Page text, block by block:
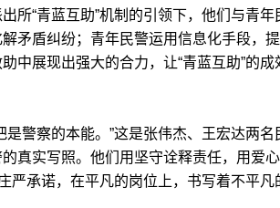
所“青蓝互助”机制的引领下，他们与青年
矛盾纠纷；青年民警运用信息化手段，
中展现出强大的合力，让“青蓝互助”的成
警察的本能。”这是张伟杰、王宏达两名
真实写照。他们用坚守诠释责任，用爱
严承诺，在平凡的岗位上，书写着不平凡